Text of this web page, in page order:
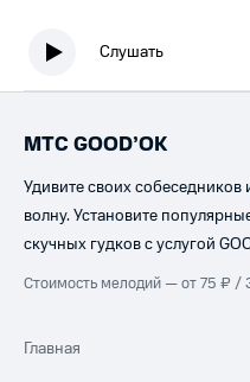
Слушать
МТС GOOD’OK
Удивите своих
волну. Установите
скучных гудков с услугой
Стоимость мелодий — от 75 ₽ /
Главная